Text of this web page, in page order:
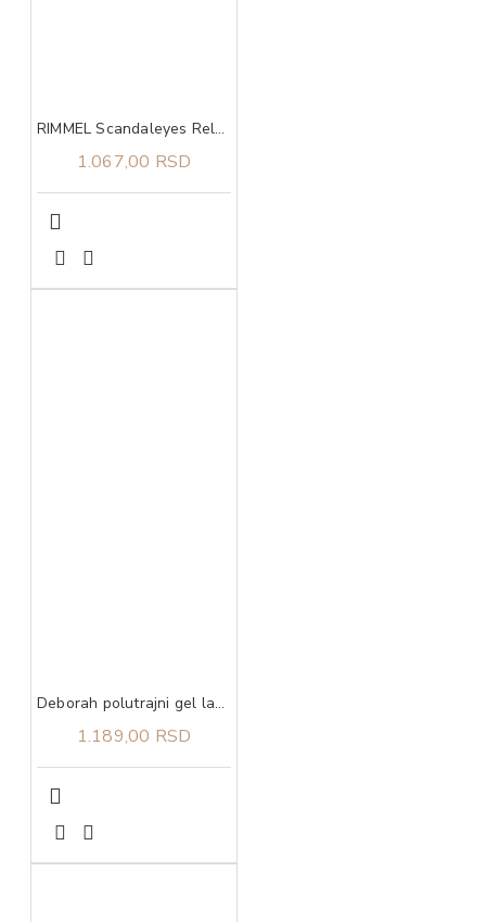
RIMMEL Scandaleyes Reloaded 001 Volume Maskara
1.067,00 RSD
Deborah polutrajni gel lak 23 4,5 ml
1.189,00 RSD